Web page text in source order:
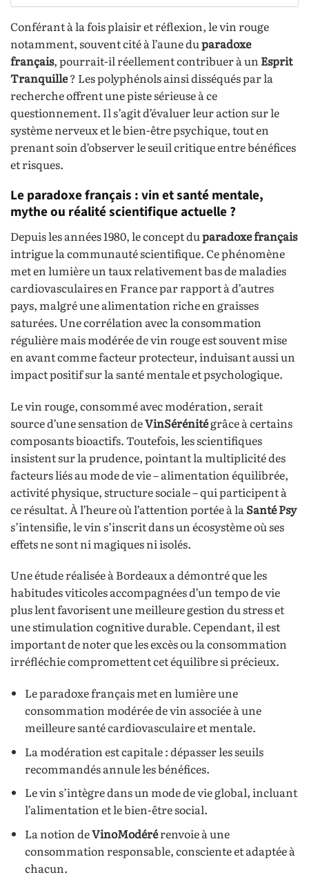
Conférant à la fois plaisir et réflexion, le vin rouge
notamment, souvent cité à l’aune duparadoxe
français, pourrait-il réellement contribuer à un Esprit
Tranquille? Les polyphénols ainsi disséqués par la
recherche offrent une piste sérieuse à ce
questionnement. Il s’agit d’évaluer leur action sur le
système nerveux et le bien-être psychique, tout en
prenant soin d’observer le seuil critique entre bénéfices
et risques.
Le paradoxe français : vin et santé mentale,
mythe ou réalité scientifique actuelle ?
Depuis les années 1980, le concept duparadoxe français
intrigue la communauté scientifique. Ce phénomène
met en lumière un taux relativement bas de maladies
cardiovasculaires en France par rapport à d’autres
pays, malgré une alimentation riche en graisses
saturées. Une corrélation avec la consommation
régulière mais modérée de vin rouge est souvent mise
en avant comme facteur protecteur, induisant aussi un
impact positif sur la santé mentale et psychologique.
Le vin rouge, consommé avec modération, serait
source d’une sensation deVinSérénitégrâce à certains
composants bioactifs. Toutefois, les scientifiques
insistent sur la prudence, pointant la multiplicité des
facteurs liés au mode de vie – alimentation équilibrée,
activité physique, structure sociale – qui participent à
ce résultat. À l’heure où l’attention portée à la Santé Psy
s’intensifie, le vin s’inscrit dans un écosystème où ses
effets ne sont ni magiques ni isolés.
Une étude réalisée à Bordeaux a démontré que les
habitudes viticoles accompagnées d’un tempo de vie
plus lent favorisent une meilleure gestion du stress et
une stimulation cognitive durable. Cependant, il est
important de noter que les excès ou la consommation
irréfléchie compromettent cet équilibre si précieux.
Le paradoxe français met en lumière une
consommation modérée de vin associée à une
meilleure santé cardiovasculaire et mentale.
La modération est capitale : dépasser les seuils
recommandés annule les bénéfices.
Le vin s’intègre dans un mode de vie global, incluant
l’alimentation et le bien-être social.
La notion deVinoModérérenvoie à une
consommation responsable, consciente et adaptée à
chacun.